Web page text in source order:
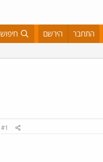
התחבר הירשם חיפוש
#1